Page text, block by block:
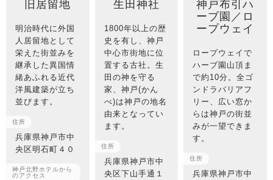
旧居留地
明治時代に外国
人居留地として
栄えた街並みを
継承した異国情
緒あふれる近代
洋風建築が立ち
並びます。
住所
兵庫県神戸市中
央区明石町４０
神戸北野ホテルから
のアクセス
生田神社
1800年以上の歴
史を有し、神戸
中心市街地に位
置する古社。生
田の神を守る
家、神戸(かん
べ)は神戸の地名
由来となってい
ます。
住所
兵庫県神戸市中
央区下山手通１
神戸布引ハ
ーブ園／ロ
ープウェイ
ロープウェイで
ハーブ園山頂ま
で約10分。全ゴ
ンドラバリアフ
リー、広い窓か
らは神戸の街並
みが一望できま
す。
住所
兵庫県神戸市中